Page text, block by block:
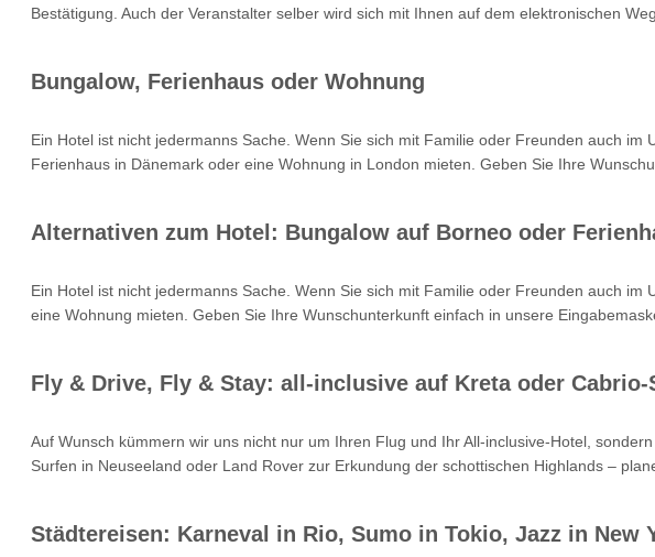
Bestätigung. Auch der Veranstalter selber wird sich mit Ihnen auf dem elektronischen
Bungalow, Ferienhaus oder Wohnung
Ein Hotel ist nicht jedermanns Sache. Wenn Sie sich mit Familie oder Freunden auch
Ferienhaus in Dänemark oder eine Wohnung in London mieten. Geben Sie Ihre
Alternativen zum Hotel: Bungalow auf Borneo oder
Ein Hotel ist nicht jedermanns Sache. Wenn Sie sich mit Familie oder Freunden auch
eine Wohnung mieten. Geben Sie Ihre Wunschunterkunft einfach in unsere
Fly & Drive, Fly & Stay: all-inclusive auf Kreta oder
Auf Wunsch kümmern wir uns nicht nur um Ihren Flug und Ihr All-inclusive-Hotel,
Surfen in Neuseeland oder Land Rover zur Erkundung der schottischen Highlands –
Städtereisen: Karneval in Rio, Sumo in Tokio, Jazz in New